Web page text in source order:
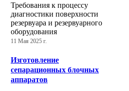
Требования к процессу
диагностики поверхности
резервуара и резервуарного
оборудования
11 Мая 2025 г.
Изготовление
сепарационных блочных
аппаратов